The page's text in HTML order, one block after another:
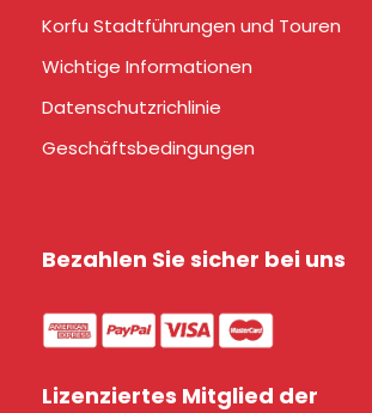
Korfu Stadtführungen und Touren
Wichtige Informationen
Datenschutzrichlinie
Geschäftsbedingungen
Bezahlen Sie sicher bei uns
Lizenziertes Mitglied der